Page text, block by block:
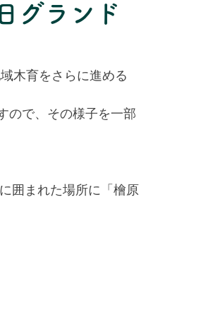
グランド
木育をさらに進める
ので、その様子を一部
囲まれた場所に「檜原